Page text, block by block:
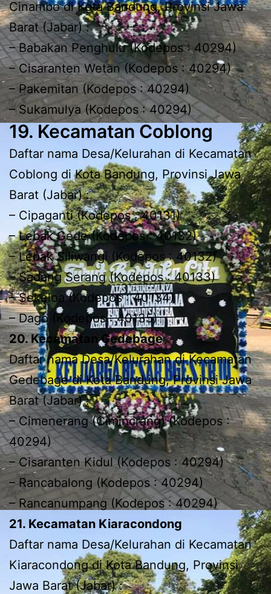
Cinambo di Kota Bandung, Provinsi Jawa
Barat (Jabar) :
– Babakan Penghulu (Kodepos : 40294)
– Cisaranten Wetan (Kodepos : 40294)
– Pakemitan (Kodepos : 40294)
– Sukamulya (Kodepos : 40294)
19. Kecamatan Coblong
Daftar nama Desa/Kelurahan di Kecamatan
Coblong di Kota Bandung, Provinsi Jawa
Barat (Jabar) :
– Cipaganti (Kodepos : 40131)
– Lebak Gede (Kodepos : 40132)
– Lebak Siliwangi (Kodepos : 40132)
– Sadang Serang (Kodepos : 40133)
– Sekeloa (Kodepos : 40134)
– Dago (Kodepos : 40135)
20. Kecamatan Gedebage
Daftar nama Desa/Kelurahan di Kecamatan
Gedebage di Kota Bandung, Provinsi Jawa
Barat (Jabar) :
– Cimenerang (Cimincrang) (Kodepos :
40294)
– Cisaranten Kidul (Kodepos : 40294)
– Rancabalong (Kodepos : 40294)
– Rancanumpang (Kodepos : 40294)
21. Kecamatan Kiaracondong
Daftar nama Desa/Kelurahan di Kecamatan
Kiaracondong di Kota Bandung, Provinsi
Jawa Barat (Jabar) :